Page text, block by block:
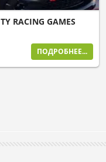
RACING GAMES
ПОДРОБНЕЕ...